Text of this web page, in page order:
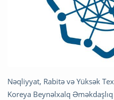
Nəqliyyat, Rabitə və Yüksək
Koreya Beynəlxalq